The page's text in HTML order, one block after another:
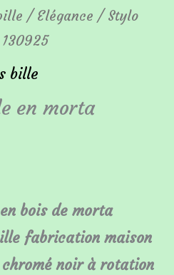
/ Elégance / Stylo
bille
en morta
bois de morta
fabrication maison
noir à rotation